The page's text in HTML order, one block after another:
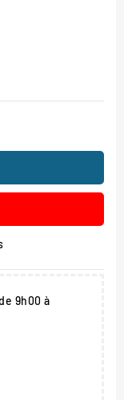
9h00 à